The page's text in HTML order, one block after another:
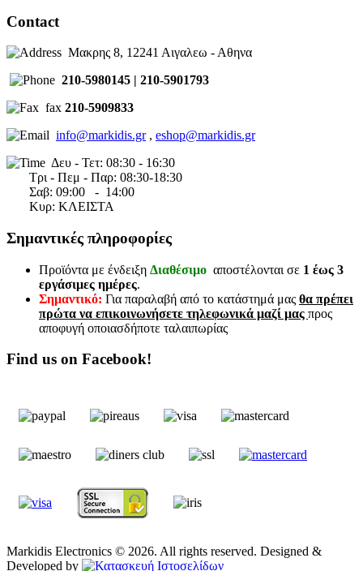
Contact
Μακρης 8, 12241 Αιγαλεω - Αθηνα
210-5980145 | 210-5901793
fax 210-5909833
info@markidis.gr, eshop@markidis.gr
Δευ - Τετ: 08:30 - 16:30
Τρι - Πεμ - Παρ: 08:30-18:30
Σαβ: 09:00 - 14:00
Κυρ: ΚΛΕΙΣΤΑ
Σημαντικές πληροφορίες
Προϊόντα με ένδειξη Διαθέσιμο αποστέλονται σε 1 έως 3
εργάσιμες ημέρες.
Σημαντικό: Για παραλαβή από το κατάστημά μας θα πρέπει
πρώτα να επικοινωνήσετε τηλεφωνικά μαζί μας προς
αποφυγή οποιασδήποτε ταλαιπωρίας
Find us on Facebook!
Markidis Electronics © 2026. All rights reserved. Designed &
Developed by